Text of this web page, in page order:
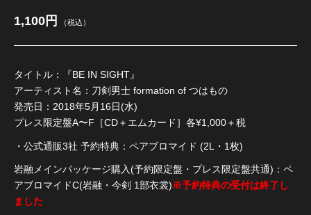
1,100円 （税込）
タイトル：『BE IN SIGHT』
アーティスト名：刀剣男士 formation of つはもの
発売日：2018年5月16日(水)
プレス限定盤A〜F［CD＋エムカード］各¥1,000＋税
・公式通販3社 予約特典：ペアブロマイド (2L・1枚)
岩融メインパッケージ購入(予約限定盤・プレス限定盤共通)：ペ
アブロマイドC(岩融・今剣 1部衣裳)※予約特典の受付は終了し
ました